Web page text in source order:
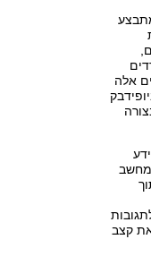
אלה
את קצב